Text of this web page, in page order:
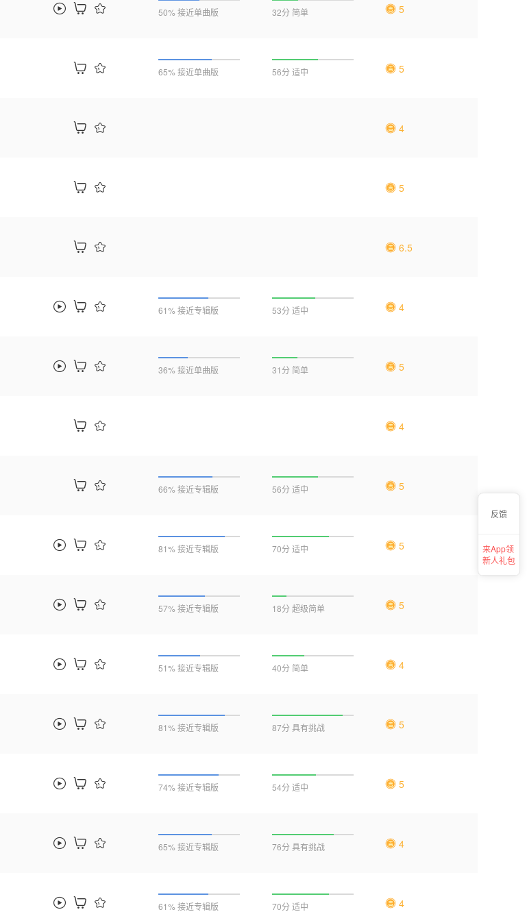
50% 接近单曲版 32分 简单 5
65% 接近单曲版 56分 适中 5
4
5
6.5
61% 接近专辑版 53分 适中 4
36% 接近单曲版 31分 简单 5
4
66% 接近专辑版 56分 适中 5
81% 接近专辑版 70分 适中 5
57% 接近专辑版 18分 超级简单 5
51% 接近专辑版 40分 简单 4
81% 接近专辑版 87分 具有挑战 5
74% 接近专辑版 54分 适中 5
65% 接近专辑版 76分 具有挑战 4
61% 接近专辑版 70分 适中 4
反馈
来App领
新人礼包